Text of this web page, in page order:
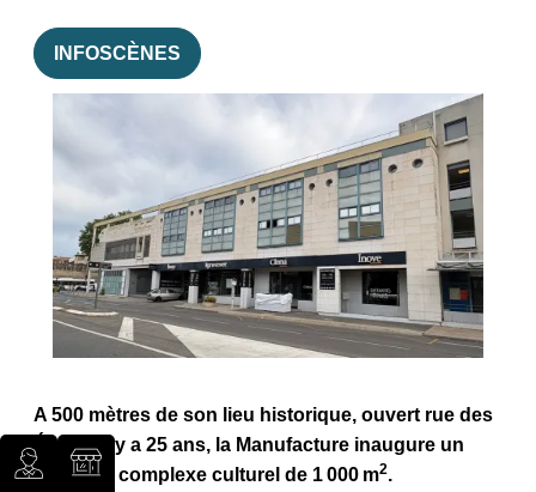
INFOSCÈNES
A 500 mètres de son lieu historique, ouvert rue des
Écoles il y a 25 ans, la Manufacture inaugure un
nouveau complexe culturel de 1 000 m2.